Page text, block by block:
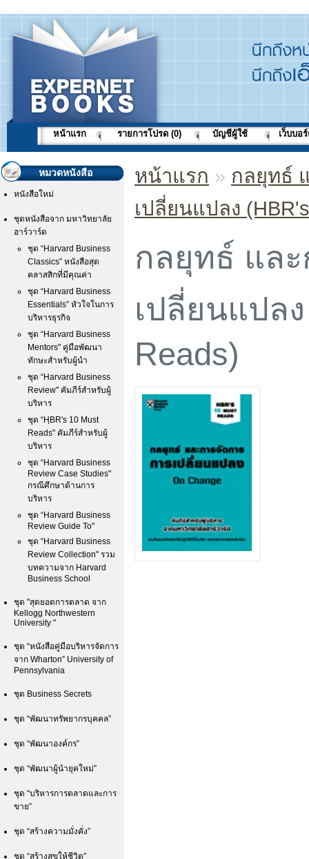
หน้าแรก รายการโปรด (0) บัญชีผู้ใช้ เว็บบอ
หมวดหนังสือ
หนังสือใหม่
ชุดหนังสือจาก มหาวิทยาลัย
ฮาร์วาร์ด
ชุด “Harvard Business
Classics” หนังสือสุด
คลาสสิกที่มีคุณค่า
ชุด “Harvard Business
Essentials” หัวใจในการ
บริหารธุรกิจ
ชุด “Harvard Business
Mentors" คู่มือพัฒนา
ทักษะสำหรับผู้นำ
ชุด “Harvard Business
Review" คัมภีร์สำหรับผู้
บริหาร
ชุด “HฺBR's 10 Must
Reads" คัมภีร์สำหรับผู้
บริหาร
ชุด “Harvard Business
Review Case Studies"
กรณีศึกษาด้านการ
บริหาร
ชุด “Harvard Business
Review Guide To"
ชุด “Harvard Business
Review Collection" รวม
บทความจาก Harvard
Business School
ชุด "สุดยอดการตลาด จาก
Kellogg Northwestern
University "
ชุด “หนังสือคู่มือบริหารจัดการ
จาก Wharton” University of
Pennsylvania
ชุด Business Secrets
ชุด “พัฒนาทรัพยากรบุคคล”
ชุด “พัฒนาองค์กร”
ชุด “พัฒนาผู้นำยุคใหม่”
ชุด “บริหารการตลาดและการ
ขาย”
ชุด “สร้างความมั่งคั่ง”
ชุด “สร้างสุขให้ชีวิต”
หน้าแรก » กลยุทธ์
เปลี่ยนแปลง
กลยุทธ์ แล
เปลี่ยนแปล
Reads)